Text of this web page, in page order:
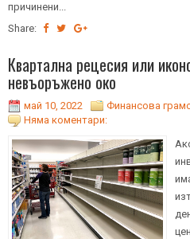
причинени...
Share:
Квартална рецесия или
невъоръжено око
май 10, 2022 Финансова
Няма коментари: